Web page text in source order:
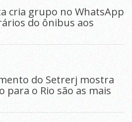
cria grupo no WhatsApp
do ônibus aos
do Setrerj mostra
para o Rio são as mais